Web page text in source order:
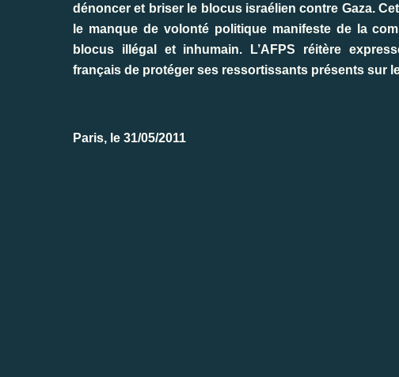
dénoncer et briser le blocus israélien contre Gaza.
le manque de volonté politique manifeste de la
blocus illégal et inhumain. L’AFPS réitère
français de protéger ses ressortissants présents sur
Paris, le 31/05/2011